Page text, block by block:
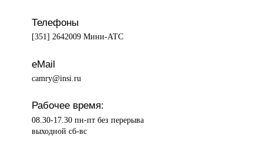
Телефоны
[351] 2642009 Мини-АТС
eMail
camry@insi.ru
Рабочее время:
08.30-17.30 пн-пт без перерыва
выходной сб-вс